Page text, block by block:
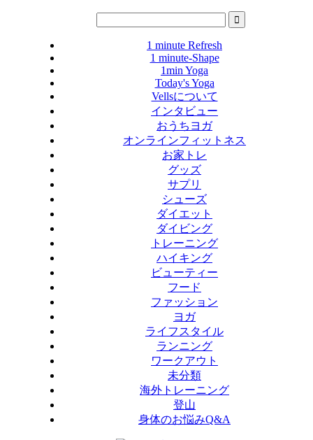
1 minute Refresh
1 minute-Shape
1min Yoga
Today's Yoga
Vellsについて
インタビュー
おうちヨガ
オンラインフィットネス
お家トレ
グッズ
サプリ
シューズ
ダイエット
ダイビング
トレーニング
ハイキング
ビューティー
フード
ファッション
ヨガ
ライフスタイル
ランニング
ワークアウト
未分類
海外トレーニング
登山
身体のお悩みQ&A